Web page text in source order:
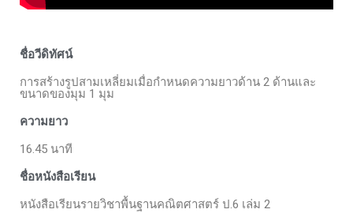
ชื่อวีดิทัศน์
การสร้างรูปสามเหลี่ยมเมื่อกำหนดความยาวด้าน 2 ด้านและ
ขนาดของมุม 1 มุม
ความยาว
16.45 นาที
ชื่อหนังสือเรียน
หนังสือเรียนรายวิชาพื้นฐานคณิตศาสตร์ ป.6 เล่ม 2